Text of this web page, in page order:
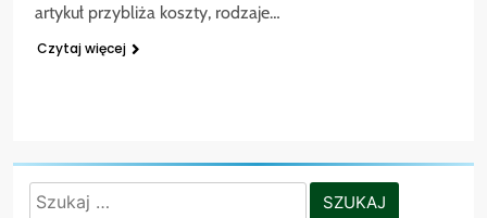
artykuł przybliża koszty, rodzaje…
Czytaj więcej
Szukaj: